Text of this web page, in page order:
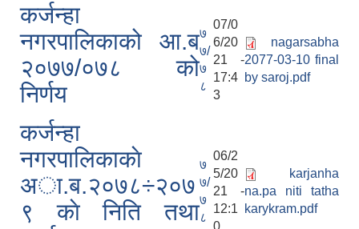
कर्जन्हा
नगरपालिकाको आ.ब
२०७७/०७८ को
निर्णय
७
७/
७
८
07/0
6/20
21 -
17:4
3
nagarsabha
2077-03-10 final
by saroj.pdf
कर्जन्हा
नगरपालिकाकाे
अा.ब.२०७८÷२०७
९ काे निति तथा
७
७/
७
८
06/2
5/20
21 -
12:1
0
karjanha
na.pa niti tatha
karykram.pdf